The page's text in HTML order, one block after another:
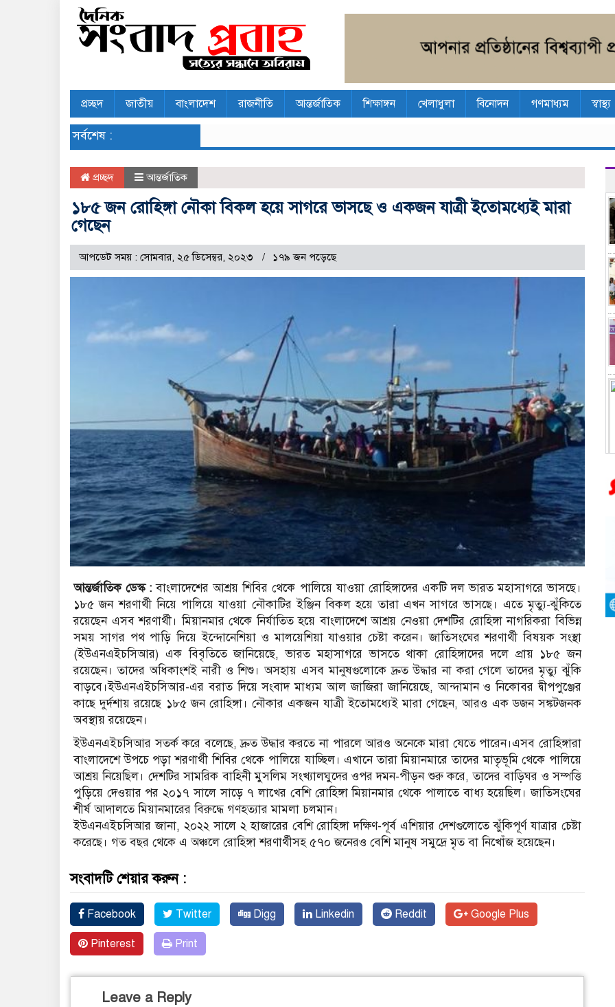
প্রচ্ছদ জাতীয় বাংলাদেশ রাজনীতি আন্তর্জাতিক শিক্ষাঙ্গন খেলাধুলা বিনোদন গণমাধ্যম স্বাস্থ্য
সর্বশেষ :
প্রচ্ছদ আন্তর্জাতিক
১৮৫ জন রোহিঙ্গা নৌকা বিকল হয়ে সাগরে ভাসছে ও একজন যাত্রী ইতোমধ্যেই মারা
গেছেন
আপডেট সময় : সোমবার, ২৫ ডিসেম্বর, ২০২৩ ১৭৯ জন পড়েছে
আন্তর্জাতিক ডেস্ক : বাংলাদেশের আশ্রয় শিবির থেকে পালিয়ে যাওয়া রোহিঙ্গাদের একটি দল ভারত মহাসাগরে ভাসছে।
১৮৫ জন শরণার্থী নিয়ে পালিয়ে যাওয়া নৌকাটির ইঞ্জিন বিকল হয়ে তারা এখন সাগরে ভাসছে। এতে মৃত্যু-ঝুঁকিতে
রয়েছেন এসব শরণার্থী। মিয়ানমার থেকে নির্যাতিত হয়ে বাংলাদেশে আশ্রয় নেওয়া দেশটির রোহিঙ্গা নাগরিকরা বিভিন্ন
সময় সাগর পথ পাড়ি দিয়ে ইন্দোনেশিয়া ও মালয়েশিয়া যাওয়ার চেষ্টা করেন। জাতিসংঘের শরণার্থী বিষয়ক সংস্থা
(ইউএনএইচসিআর) এক বিবৃতিতে জানিয়েছে, ভারত মহাসাগরে ভাসতে থাকা রোহিঙ্গাদের দলে প্রায় ১৮৫ জন
রয়েছেন। তাদের অধিকাংশই নারী ও শিশু। অসহায় এসব মানুষগুলোকে দ্রুত উদ্ধার না করা গেলে তাদের মৃত্যু ঝুঁকি
বাড়বে।ইউএনএইচসিআর-এর বরাত দিয়ে সংবাদ মাধ্যম আল জাজিরা জানিয়েছে, আন্দামান ও নিকোবর দ্বীপপুঞ্জের
কাছে দুর্দশায় রয়েছে ১৮৫ জন রোহিঙ্গা। নৌকার একজন যাত্রী ইতোমধ্যেই মারা গেছেন, আরও এক ডজন সঙ্কটজনক
অবস্থায় রয়েছেন।
ইউএনএইচসিআর সতর্ক করে বলেছে, দ্রুত উদ্ধার করতে না পারলে আরও অনেকে মারা যেতে পারেন।এসব রোহিঙ্গারা
বাংলাদেশে উপচে পড়া শরণার্থী শিবির থেকে পালিয়ে যাচ্ছিল। এখানে তারা মিয়ানমারে তাদের মাতৃভূমি থেকে পালিয়ে
আশ্রয় নিয়েছিল। দেশটির সামরিক বাহিনী মুসলিম সংখ্যালঘুদের ওপর দমন-পীড়ন শুরু করে, তাদের বাড়িঘর ও সম্পত্তি
পুড়িয়ে দেওয়ার পর ২০১৭ সালে সাড়ে ৭ লাখের বেশি রোহিঙ্গা মিয়ানমার থেকে পালাতে বাধ্য হয়েছিল। জাতিসংঘের
শীর্ষ আদালতে মিয়ানমারের বিরুদ্ধে গণহত্যার মামলা চলমান।
ইউএনএইচসিআর জানা, ২০২২ সালে ২ হাজারের বেশি রোহিঙ্গা দক্ষিণ-পূর্ব এশিয়ার দেশগুলোতে ঝুঁকিপূর্ণ যাত্রার চেষ্টা
করেছে। গত বছর থেকে এ অঞ্চলে রোহিঙ্গা শরণার্থীসহ ৫৭০ জনেরও বেশি মানুষ সমুদ্রে মৃত বা নিখোঁজ হয়েছেন।
সংবাদটি শেয়ার করুন :
Facebook Twitter Digg Linkedin Reddit Google Plus
Pinterest Print
Leave a Reply